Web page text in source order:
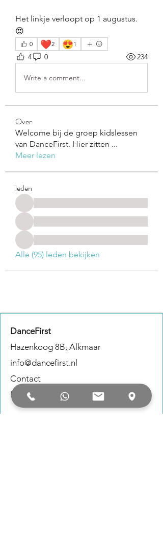
Het linkje verloopt op 1 augustus.
😍
0 ❤️2 😍1
4 0 234
Write a comment...
Over
Welcome bij de groep kidslessen
van DanceFirst. Hier zitten ...
Meer lezen
leden
Alle (95) leden bekijken
DanceFirst
Hazenkoog 8B, Alkmaar
info@dancefirst.nl
Contact
Lesrooster